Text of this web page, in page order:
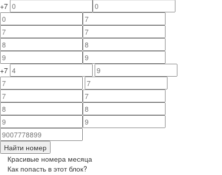
+7
+7
Найти номер
Красивые номера месяца
Как попасть в этот блок?